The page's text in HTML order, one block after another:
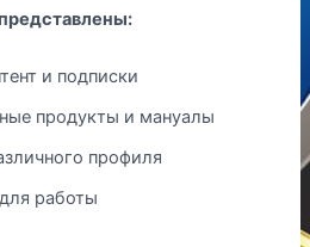
и подписки
продукты и мануалы
профиля
работы